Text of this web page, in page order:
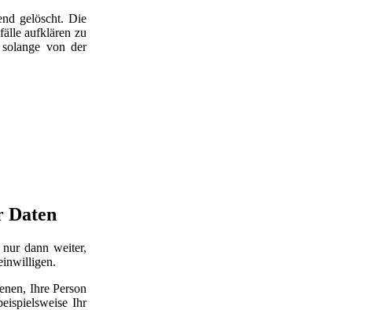
gelöscht. Die
aufklären zu
von der
Daten
dann weiter,
Ihre Person
Ihr